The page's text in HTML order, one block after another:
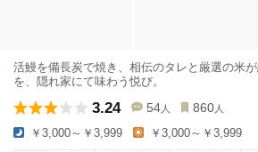
活鰻を備長炭で焼き、相伝のタレと厳選の米
を、隠れ家にて味わう悦び。
3.24 54 人 860 人
￥3,000～￥3,999 ￥3,000～￥3,999